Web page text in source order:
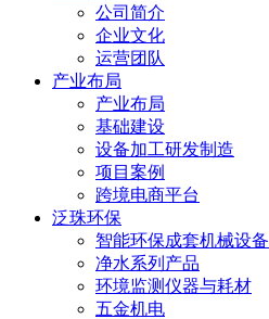
公司简介
企业文化
运营团队
产业布局
产业布局
基础建设
设备加工研发制造
项目案例
跨境电商平台
泛珠环保
智能环保成套机械设备
净水系列产品
环境监测仪器与耗材
五金机电